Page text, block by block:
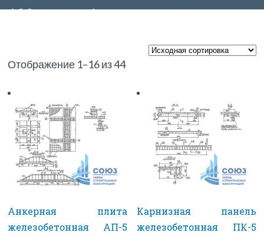
102 выпуск 1
Отображение 1–16 из 44
Анкерная плита
железобетонная АП-5
Карнизная панель
железобетонная ПК-5